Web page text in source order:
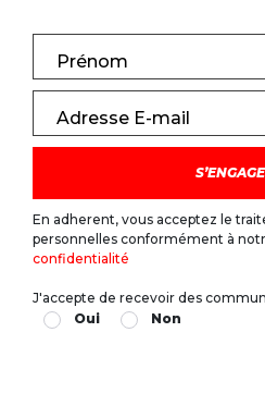
Prénom
Adresse E-mail
En adherent, vous acceptez le
personnelles conformément à
confidentialité
J'accepte de recevoir des
Oui
Non